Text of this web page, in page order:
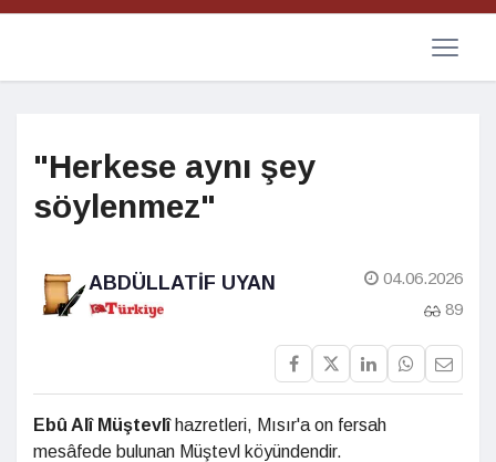
"Herkese aynı şey
söylenmez"
ABDÜLLATIF UYAN
04.06.2026
89
Ebû Alî Müştevlîhazretleri, Mısır'a on fersah
mesâfede bulunan Müştevl köyündendir.